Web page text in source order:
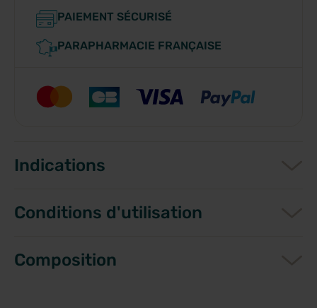
PAIEMENT SÉCURISÉ
PARAPHARMACIE FRANÇAISE
Indications
Conditions d'utilisation
Composition